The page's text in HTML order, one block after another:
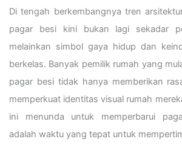
Di tengah berkembangnya tren
pagar besi kini bukan lagi sekadar
melainkan simbol gaya hidup dan
berkelas. Banyak pemilik rumah yang
pagar besi tidak hanya memberikan
memperkuat identitas visual rumah
ini menunda untuk memperbarui
adalah waktu yang tepat untuk